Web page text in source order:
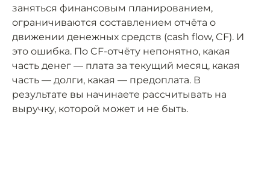
заняться финансовым планированием,
ограничиваются составлением отчёта о
движении денежных средств (cash flow, CF). И
это ошибка. По CF-отчёту непонятно, какая
часть денег — плата за текущий месяц, какая
часть — долги, какая — предоплата. В
результате вы начинаете рассчитывать на
выручку, которой может и не быть.